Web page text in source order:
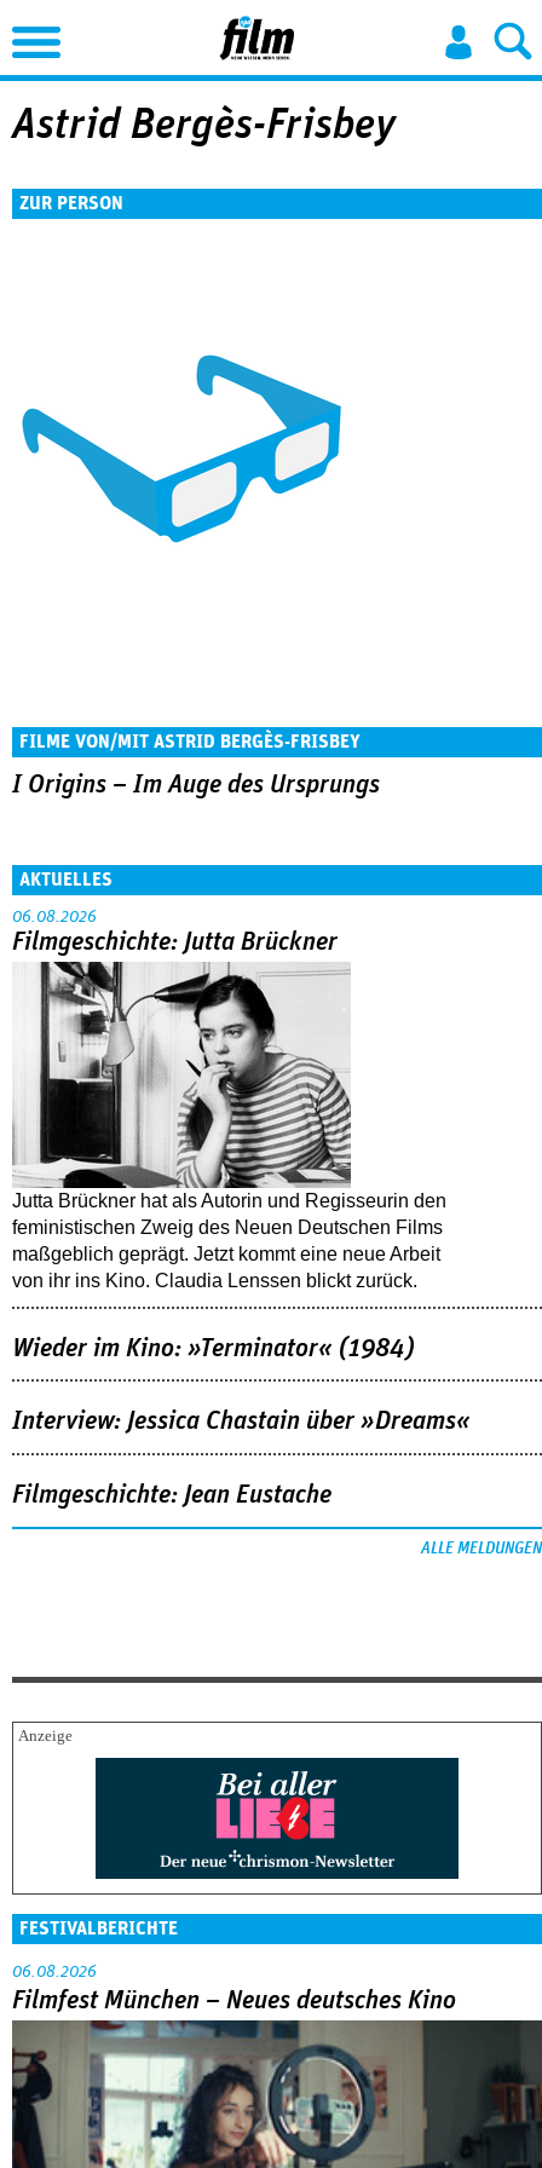
Jump to Navigation
Astrid Bergès-Frisbey
ZUR PERSON
FILME VON/MIT ASTRID BERGÈS-FRISBEY
I Origins – Im Auge des Ursprungs
AKTUELLES
06.08.2026
Filmgeschichte: Jutta Brückner
Jutta Brückner hat als Autorin und Regisseurin den
feministischen Zweig des Neuen Deutschen Films
maßgeblich geprägt. Jetzt kommt eine neue Arbeit
von ihr ins Kino. Claudia Lenssen blickt zurück.
Wieder im Kino: »Terminator« (1984)
Interview: Jessica Chastain über »Dreams«
Filmgeschichte: Jean Eustache
ALLE MELDUNGEN
FESTIVALBERICHTE
06.08.2026
Filmfest München – Neues deutsches Kino